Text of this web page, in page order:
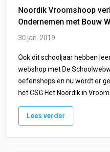
Noordik Vroomshoop
Ondernemen met Bouw
30 jan. 2019
Ook dit schooljaar hebben
webshop met De
oefenshops en nu wordt er
het CSG Het Noordik in
Lees verder